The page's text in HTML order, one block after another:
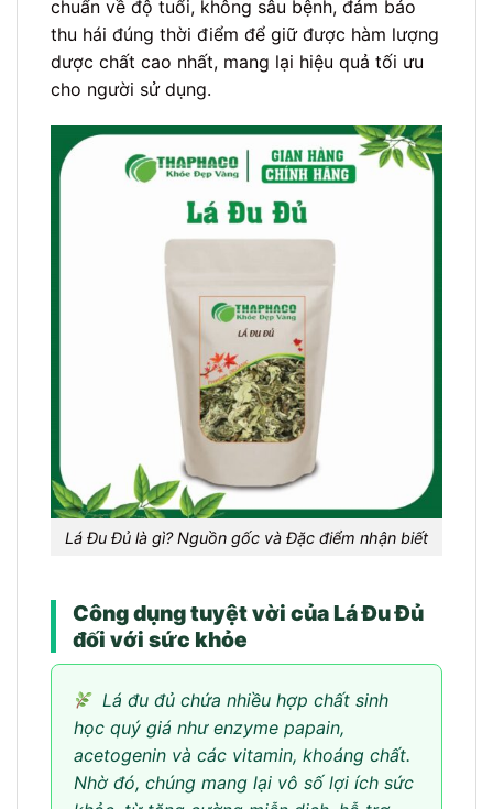
chuẩn về độ tuổi, không sâu bệnh, đảm bảo
thu hái đúng thời điểm để giữ được hàm lượng
dược chất cao nhất, mang lại hiệu quả tối ưu
cho người sử dụng.
Lá Đu Đủ là gì? Nguồn gốc và Đặc điểm nhận biết
Công dụng tuyệt vời của Lá Đu Đủ
đối với sức khỏe
Lá đu đủ chứa nhiều hợp chất sinh
học quý giá như enzyme papain,
acetogenin và các vitamin, khoáng chất.
Nhờ đó, chúng mang lại vô số lợi ích sức